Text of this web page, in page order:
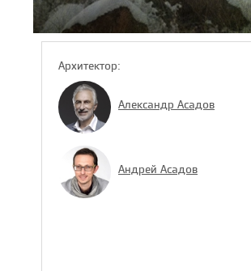
Архитектор:
Александр Асадов
Андрей Асадов